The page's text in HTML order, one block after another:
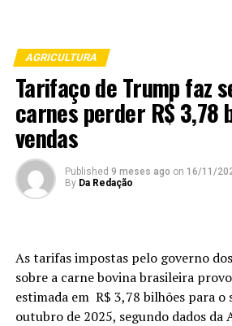
AGRICULTURA
Tarifaço de Trump faz
carnes perder R$ 3,78
vendas
Published 9 meses ago on 16/11/
By Da Redação
As tarifas impostas pelo governo
sobre a carne bovina brasileira
estimada em R$ 3,78 bilhões para
outubro de 2025, segundo dados da